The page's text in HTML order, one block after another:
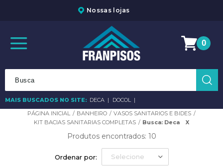
Nossas lojas
MAIS BUSCADOS NO SITE: DECA DOCOL
0
Ordenar por: Selecione
Produtos encontrados: 10
BANHEIRO
VASOS SANITARIOS E BIDES
KIT BACIAS SANITARIAS COMPLETAS
Busca: Deca X